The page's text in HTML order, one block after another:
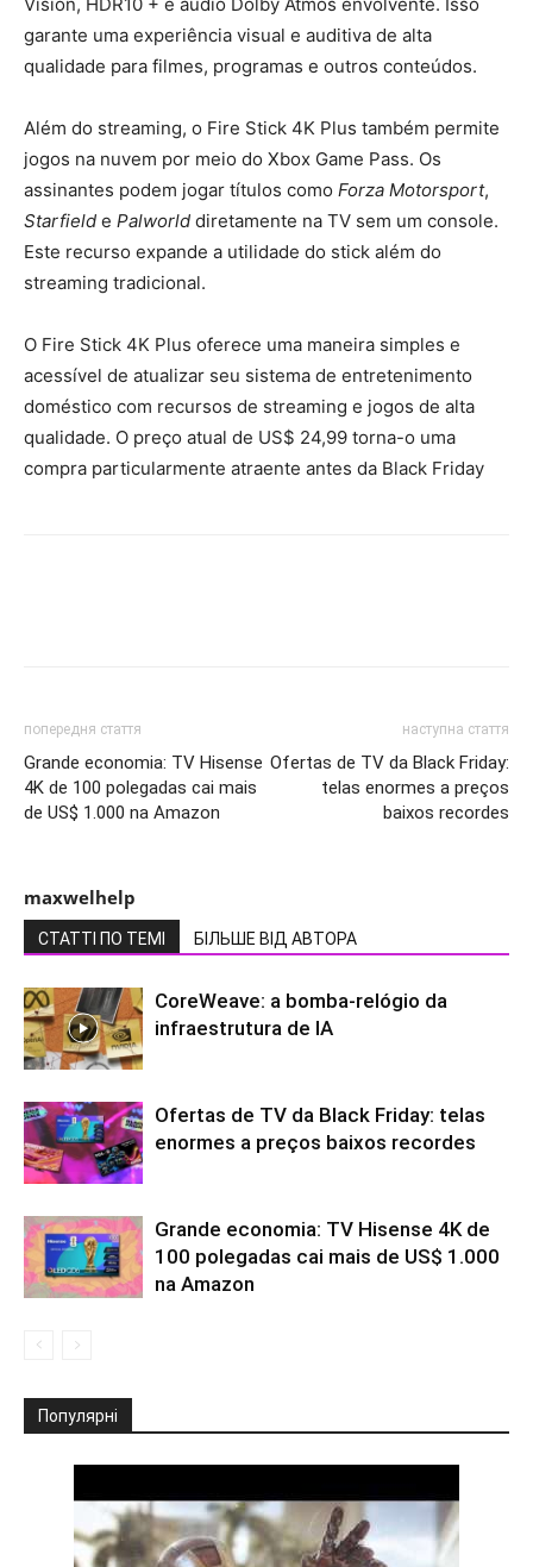
garante uma experiência visual e auditiva de alta
qualidade para filmes, programas e outros conteúdos.
Além do streaming, o Fire Stick 4K Plus também permite
jogos na nuvem por meio do Xbox Game Pass. Os
assinantes podem jogar títulos como Forza Motorsport,
Starfield e Palworld diretamente na TV sem um console.
Este recurso expande a utilidade do stick além do
streaming tradicional.
O Fire Stick 4K Plus oferece uma maneira simples e
acessível de atualizar seu sistema de entretenimento
doméstico com recursos de streaming e jogos de alta
qualidade. O preço atual de US$ 24,99 torna-o uma
compra particularmente atraente antes da Black Friday
попередня стаття
Grande economia: TV Hisense
4K de 100 polegadas cai mais
de US$ 1.000 na Amazon
наступна стаття
Ofertas de TV da Black Friday:
telas enormes a preços
baixos recordes
maxwelhelp
СТАТТІ ПО ТЕМІ БІЛЬШЕ ВІД АВТОРА
CoreWeave: a bomba-relógio da
infraestrutura de IA
Ofertas de TV da Black Friday: telas
enormes a preços baixos recordes
Grande economia: TV Hisense 4K de
100 polegadas cai mais de US$ 1.000
na Amazon
Популярні